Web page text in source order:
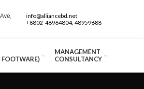
info@alliancebd.net
+8802-48964804, 48959688
FOOTWARE)
MANAGEMENT
CONSULTANCY